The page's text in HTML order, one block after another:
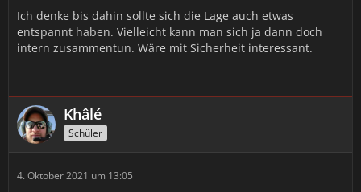
Ich denke bis dahin sollte sich die Lage auch etwas
entspannt haben. Vielleicht kann man sich ja dann doch
intern zusammentun. Wäre mit Sicherheit interessant.
Khâlé
Schüler
4. Oktober 2021 um 13:05